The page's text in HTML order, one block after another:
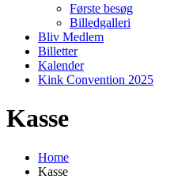
Første besøg
Billedgalleri
Bliv Medlem
Billetter
Kalender
Kink Convention 2025
Kasse
Home
Kasse